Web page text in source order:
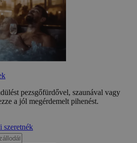
pezsgőfürdővel, szaunával vagy
a jól megérdemelt pihenést.
szeretnék